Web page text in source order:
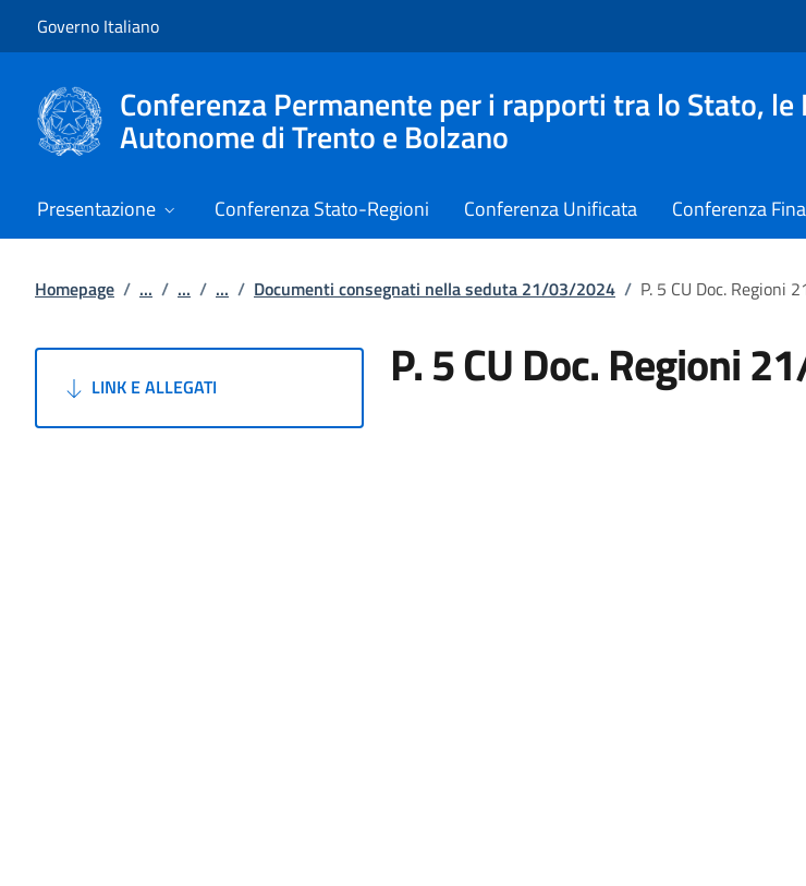
Governo Italiano
Conferenza Permanente per i rapporti tra lo Stato, le
Autonome di Trento e Bolzano
Presentazione Conferenza Stato-Regioni Conferenza Unificata Conferenza
Homepage / ... / ... / ... / Documenti consegnati nella seduta 21/03/2024 / P. 5 CU Doc. Regioni
LINK E ALLEGATI P. 5 CU Doc. Regioni